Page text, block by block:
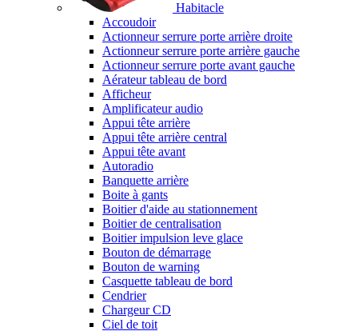
Habitacle
Accoudoir
Actionneur serrure porte arrière droite
Actionneur serrure porte arrière gauche
Actionneur serrure porte avant gauche
Aérateur tableau de bord
Afficheur
Amplificateur audio
Appui tête arrière
Appui tête arrière central
Appui tête avant
Autoradio
Banquette arrière
Boite à gants
Boitier d'aide au stationnement
Boitier de centralisation
Boitier impulsion leve glace
Bouton de démarrage
Bouton de warning
Casquette tableau de bord
Cendrier
Chargeur CD
Ciel de toit